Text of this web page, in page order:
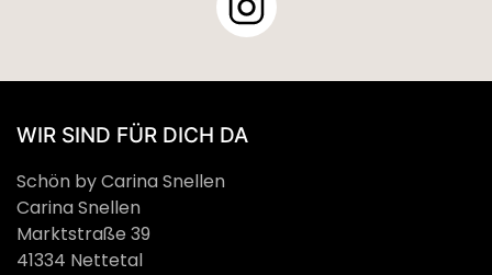
WIR SIND FÜR DICH DA
Schön by Carina Snellen
Carina Snellen
Marktstraße 39
41334 Nettetal